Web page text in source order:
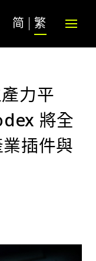
简 繁
力平
將全
插件與